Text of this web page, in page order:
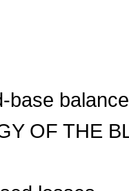
base balance
OF THE